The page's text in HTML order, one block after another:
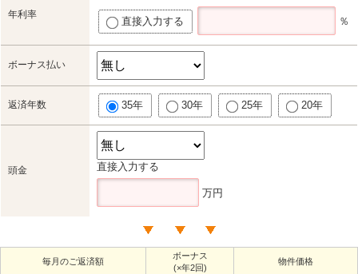
年利率
直接入力する ％
ボーナス払い
返済年数 35年 30年 25年 20年
頭金 直接入力する
万円
毎月のご返済額
ボーナス
(×年2回)
物件価格